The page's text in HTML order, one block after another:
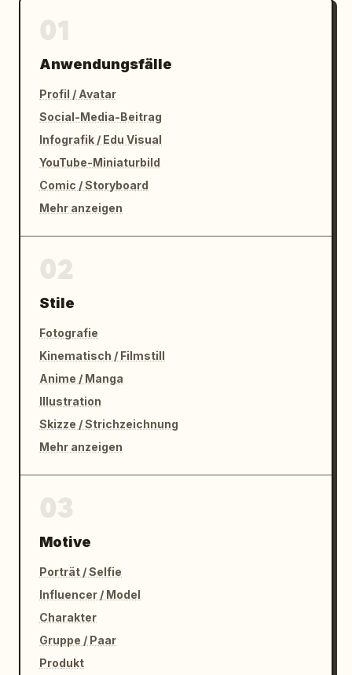
Anwendungsfälle
Profil / Avatar
Social-Media-Beitrag
Infografik / Edu Visual
YouTube-Miniaturbild
Comic / Storyboard
Mehr anzeigen
Stile
Fotografie
Kinematisch / Filmstill
Anime / Manga
Illustration
Skizze / Strichzeichnung
Mehr anzeigen
Motive
Porträt / Selfie
Influencer / Model
Charakter
Gruppe / Paar
Produkt